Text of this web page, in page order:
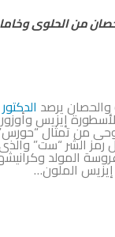
من الحلوى
يرصد
لأسطورة إيزيس
من تمثال “حورس”
رمز الشر “ست”
المولد
الملون…